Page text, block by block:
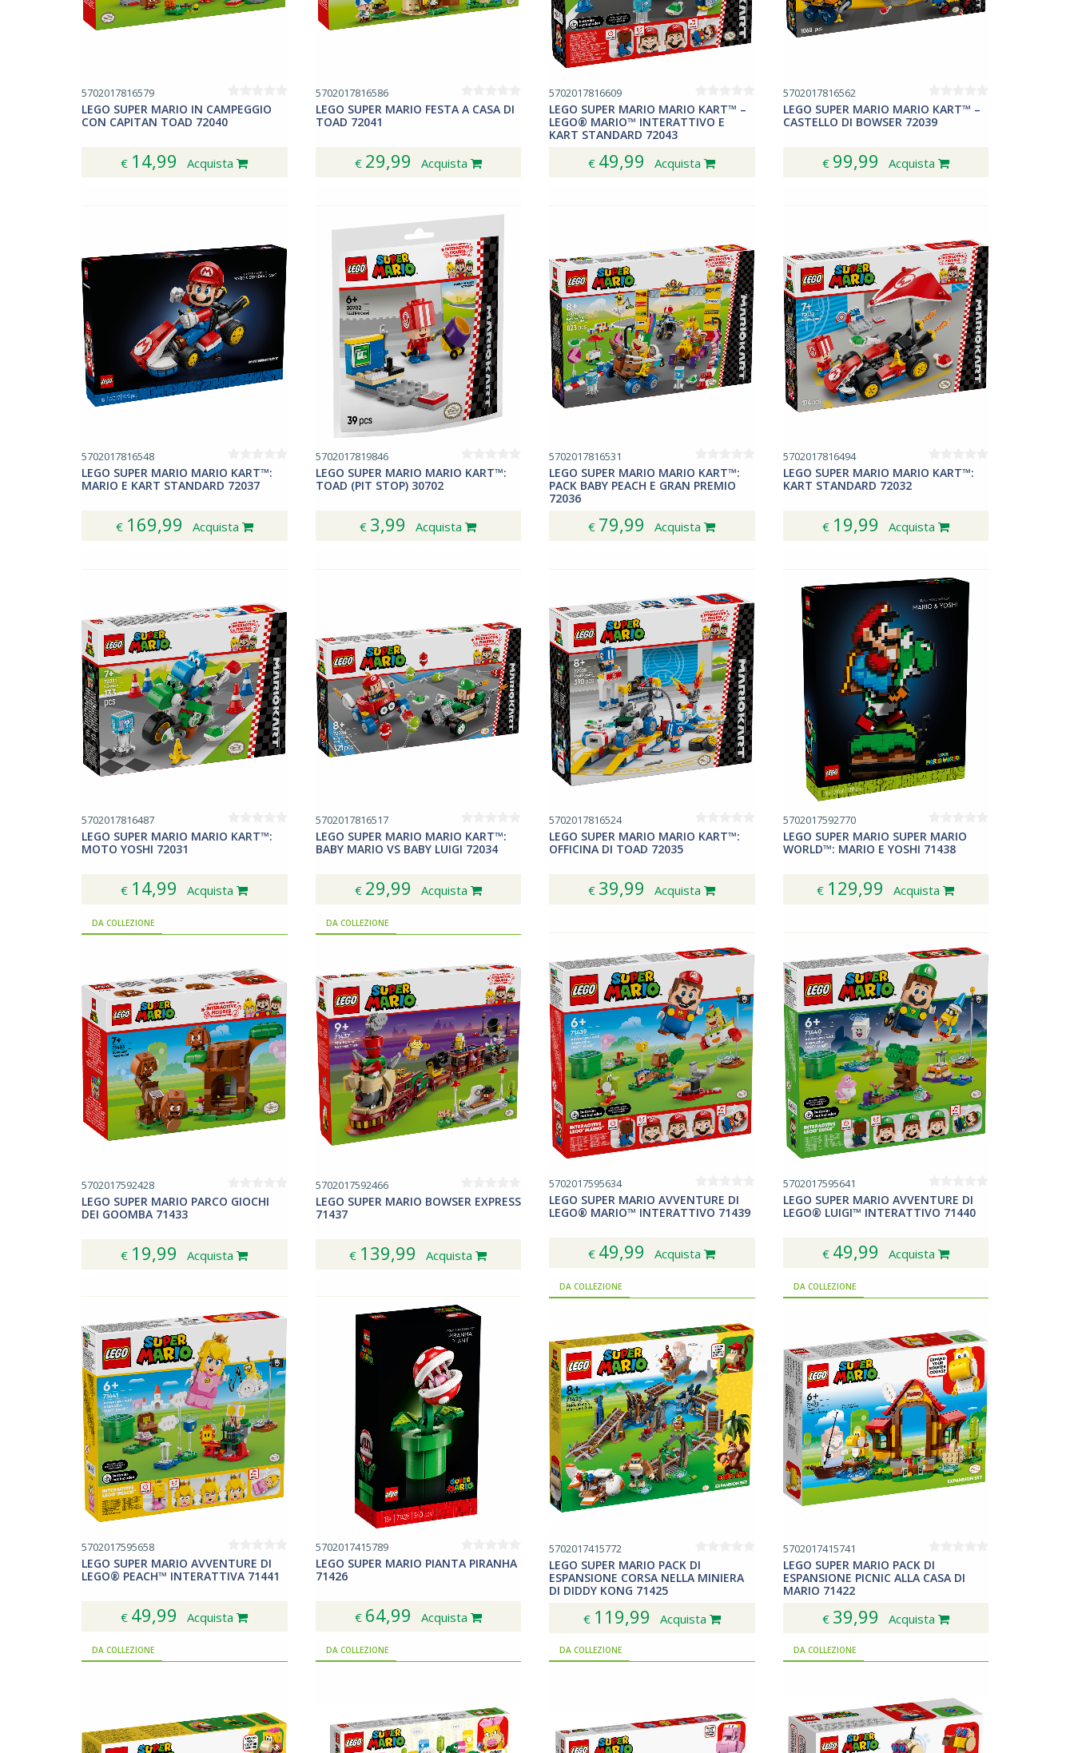
5702017816579
LEGO SUPER MARIO IN CAMPEGGIO
CON CAPITAN TOAD 72040
€ 14,99 Acquista
5702017816586
LEGO SUPER MARIO FESTA A CASA DI
TOAD 72041
€ 29,99 Acquista
5702017816609
LEGO SUPER MARIO MARIO KART™ –
LEGO® MARIO™ INTERATTIVO E
KART STANDARD 72043
€ 49,99 Acquista
5702017816562
LEGO SUPER MARIO MARIO KART™ –
CASTELLO DI BOWSER 72039
€ 99,99 Acquista
5702017816548
LEGO SUPER MARIO MARIO KART™:
MARIO E KART STANDARD 72037
€ 169,99 Acquista
5702017819846
LEGO SUPER MARIO MARIO KART™:
TOAD (PIT STOP) 30702
€ 3,99 Acquista
5702017816531
LEGO SUPER MARIO MARIO KART™:
PACK BABY PEACH E GRAN PREMIO
72036
€ 79,99 Acquista
5702017816494
LEGO SUPER MARIO MARIO KART™:
KART STANDARD 72032
€ 19,99 Acquista
5702017816487
LEGO SUPER MARIO MARIO KART™:
MOTO YOSHI 72031
€ 14,99 Acquista
5702017816517
LEGO SUPER MARIO MARIO KART™:
BABY MARIO VS BABY LUIGI 72034
€ 29,99 Acquista
5702017816524
LEGO SUPER MARIO MARIO KART™:
OFFICINA DI TOAD 72035
€ 39,99 Acquista
5702017592770
LEGO SUPER MARIO SUPER MARIO
WORLD™: MARIO E YOSHI 71438
€ 129,99 Acquista
DA COLLEZIONE
5702017592428
LEGO SUPER MARIO PARCO GIOCHI
DEI GOOMBA 71433
€ 19,99 Acquista
DA COLLEZIONE
5702017592466
LEGO SUPER MARIO BOWSER EXPRESS
71437
€ 139,99 Acquista
5702017595634
LEGO SUPER MARIO AVVENTURE DI
LEGO® MARIO™ INTERATTIVO 71439
€ 49,99 Acquista
5702017595641
LEGO SUPER MARIO AVVENTURE DI
LEGO® LUIGI™ INTERATTIVO 71440
€ 49,99 Acquista
5702017595658
LEGO SUPER MARIO AVVENTURE DI
LEGO® PEACH™ INTERATTIVA 71441
€ 49,99 Acquista
5702017415789
LEGO SUPER MARIO PIANTA PIRANHA
71426
€ 64,99 Acquista
DA COLLEZIONE
5702017415772
LEGO SUPER MARIO PACK DI
ESPANSIONE CORSA NELLA MINIERA
DI DIDDY KONG 71425
€ 119,99 Acquista
DA COLLEZIONE
5702017415741
LEGO SUPER MARIO PACK DI
ESPANSIONE PICNIC ALLA CASA DI
MARIO 71422
€ 39,99 Acquista
DA COLLEZIONE DA COLLEZIONE DA COLLEZIONE DA COLLEZIONE